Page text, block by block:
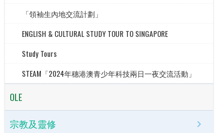
「領袖生內地交流計劃」
ENGLISH & CULTURAL STUDY TOUR TO SINGAPORE
Study Tours
STEAM「2024年穗港澳青少年科技兩日一夜交流活動」
OLE
宗教及靈修